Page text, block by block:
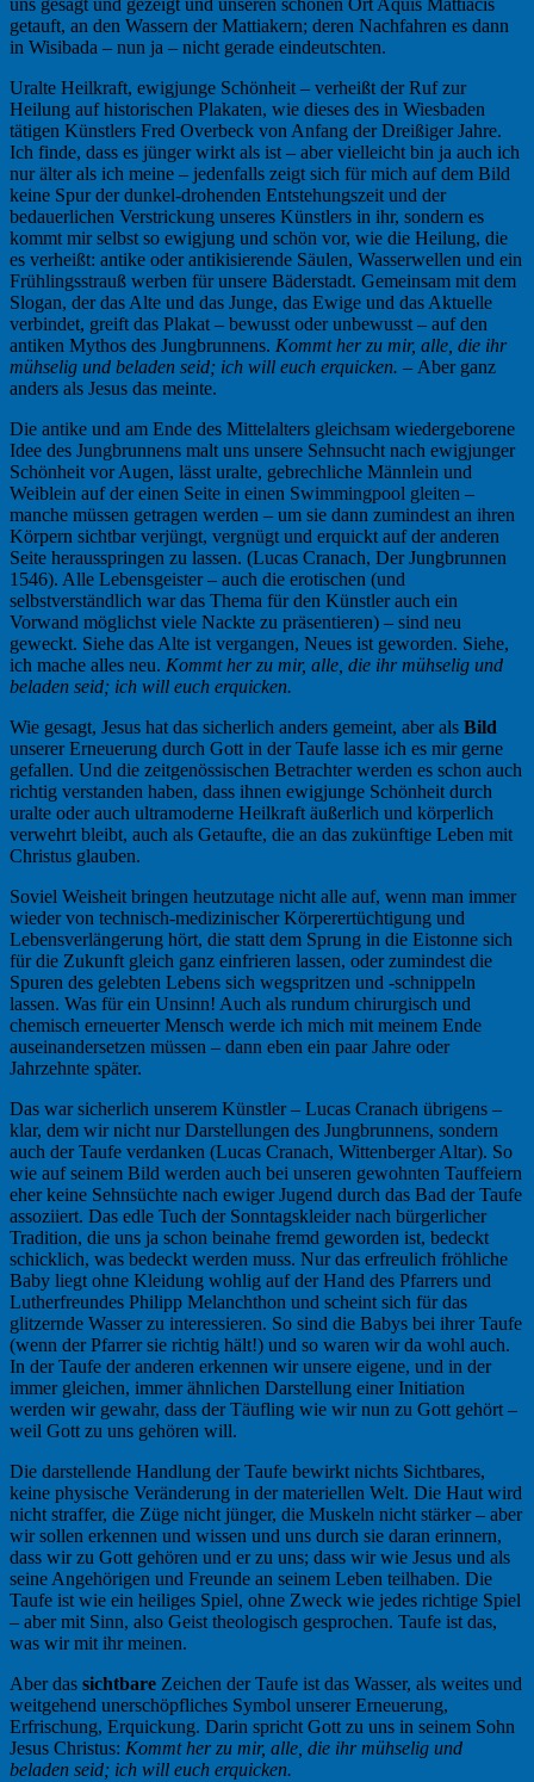
uns gesagt und gezeigt und unseren schönen Ort Aquis Mattiacis
getauft, an den Wassern der Mattiakern; deren Nachfahren es dann
in Wisibada – nun ja – nicht gerade eindeutschten.
Uralte Heilkraft, ewigjunge Schönheit – verheißt der Ruf zur
Heilung auf historischen Plakaten, wie dieses des in Wiesbaden
tätigen Künstlers Fred Overbeck von Anfang der Dreißiger Jahre.
Ich finde, dass es jünger wirkt als ist – aber vielleicht bin ja auch ich
nur älter als ich meine – jedenfalls zeigt sich für mich auf dem Bild
keine Spur der dunkel-drohenden Entstehungszeit und der
bedauerlichen Verstrickung unseres Künstlers in ihr, sondern es
kommt mir selbst so ewigjung und schön vor, wie die Heilung, die
es verheißt: antike oder antikisierende Säulen, Wasserwellen und ein
Frühlingsstrauß werben für unsere Bäderstadt. Gemeinsam mit dem
Slogan, der das Alte und das Junge, das Ewige und das Aktuelle
verbindet, greift das Plakat – bewusst oder unbewusst – auf den
antiken Mythos des Jungbrunnens. Kommt her zu mir, alle, die ihr
mühselig und beladen seid; ich will euch erquicken. – Aber ganz
anders als Jesus das meinte.
Die antike und am Ende des Mittelalters gleichsam wiedergeborene
Idee des Jungbrunnens malt uns unsere Sehnsucht nach ewigjunger
Schönheit vor Augen, lässt uralte, gebrechliche Männlein und
Weiblein auf der einen Seite in einen Swimmingpool gleiten –
manche müssen getragen werden – um sie dann zumindest an ihren
Körpern sichtbar verjüngt, vergnügt und erquickt auf der anderen
Seite herausspringen zu lassen. (Lucas Cranach, Der Jungbrunnen
1546). Alle Lebensgeister – auch die erotischen (und
selbstverständlich war das Thema für den Künstler auch ein
Vorwand möglichst viele Nackte zu präsentieren) – sind neu
geweckt. Siehe das Alte ist vergangen, Neues ist geworden. Siehe,
ich mache alles neu. Kommt her zu mir, alle, die ihr mühselig und
beladen seid; ich will euch erquicken.
Wie gesagt, Jesus hat das sicherlich anders gemeint, aber als Bild
unserer Erneuerung durch Gott in der Taufe lasse ich es mir gerne
gefallen. Und die zeitgenössischen Betrachter werden es schon auch
richtig verstanden haben, dass ihnen ewigjunge Schönheit durch
uralte oder auch ultramoderne Heilkraft äußerlich und körperlich
verwehrt bleibt, auch als Getaufte, die an das zukünftige Leben mit
Christus glauben.
Soviel Weisheit bringen heutzutage nicht alle auf, wenn man immer
wieder von technisch-medizinischer Körperertüchtigung und
Lebensverlängerung hört, die statt dem Sprung in die Eistonne sich
für die Zukunft gleich ganz einfrieren lassen, oder zumindest die
Spuren des gelebten Lebens sich wegspritzen und -schnippeln
lassen. Was für ein Unsinn! Auch als rundum chirurgisch und
chemisch erneuerter Mensch werde ich mich mit meinem Ende
auseinandersetzen müssen – dann eben ein paar Jahre oder
Jahrzehnte später.
Das war sicherlich unserem Künstler – Lucas Cranach übrigens –
klar, dem wir nicht nur Darstellungen des Jungbrunnens, sondern
auch der Taufe verdanken (Lucas Cranach, Wittenberger Altar). So
wie auf seinem Bild werden auch bei unseren gewohnten Tauffeiern
eher keine Sehnsüchte nach ewiger Jugend durch das Bad der Taufe
assoziiert. Das edle Tuch der Sonntagskleider nach bürgerlicher
Tradition, die uns ja schon beinahe fremd geworden ist, bedeckt
schicklich, was bedeckt werden muss. Nur das erfreulich fröhliche
Baby liegt ohne Kleidung wohlig auf der Hand des Pfarrers und
Lutherfreundes Philipp Melanchthon und scheint sich für das
glitzernde Wasser zu interessieren. So sind die Babys bei ihrer Taufe
(wenn der Pfarrer sie richtig hält!) und so waren wir da wohl auch.
In der Taufe der anderen erkennen wir unsere eigene, und in der
immer gleichen, immer ähnlichen Darstellung einer Initiation
werden wir gewahr, dass der Täufling wie wir nun zu Gott gehört –
weil Gott zu uns gehören will.
Die darstellende Handlung der Taufe bewirkt nichts Sichtbares,
keine physische Veränderung in der materiellen Welt. Die Haut wird
nicht straffer, die Züge nicht jünger, die Muskeln nicht stärker – aber
wir sollen erkennen und wissen und uns durch sie daran erinnern,
dass wir zu Gott gehören und er zu uns; dass wir wie Jesus und als
seine Angehörigen und Freunde an seinem Leben teilhaben. Die
Taufe ist wie ein heiliges Spiel, ohne Zweck wie jedes richtige Spiel
– aber mit Sinn, also Geist theologisch gesprochen. Taufe ist das,
was wir mit ihr meinen.
Aber das sichtbare Zeichen der Taufe ist das Wasser, als weites und
weitgehend unerschöpfliches Symbol unserer Erneuerung,
Erfrischung, Erquickung. Darin spricht Gott zu uns in seinem Sohn
Jesus Christus: Kommt her zu mir, alle, die ihr mühselig und
beladen seid; ich will euch erquicken.